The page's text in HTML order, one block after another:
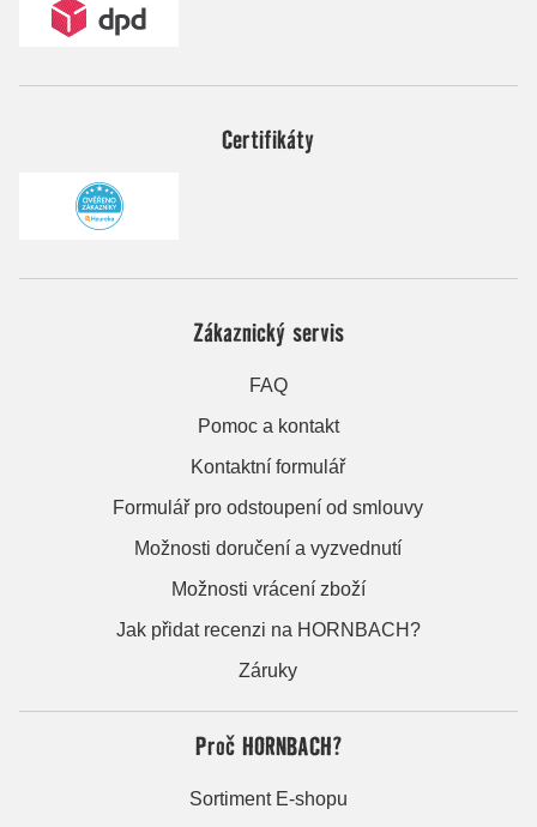
Certifikáty
Zákaznický servis
FAQ
Pomoc a kontakt
Kontaktní formulář
Formulář pro odstoupení od smlouvy
Možnosti doručení a vyzvednutí
Možnosti vrácení zboží
Jak přidat recenzi na HORNBACH?
Záruky
Proč HORNBACH?
Sortiment E-shopu